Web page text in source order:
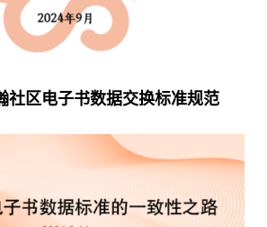
社区电子书数据交换标准规范